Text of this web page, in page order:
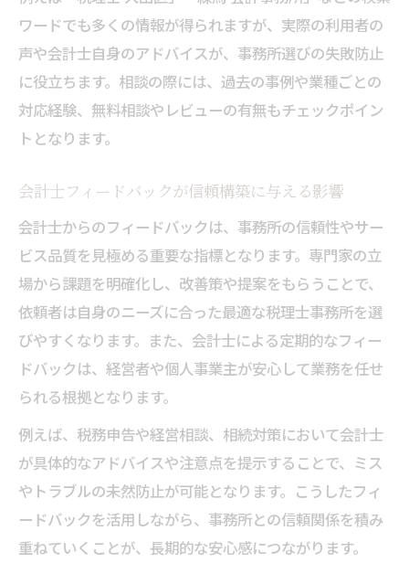
ワードでも多くの情報が得られますが、実際の利用者の
声や会計士自身のアドバイスが、事務所選びの失敗防止
に役立ちます。相談の際には、過去の事例や業種ごとの
対応経験、無料相談やレビューの有無もチェックポイン
トとなります。
会計士フィードバックが信頼構築に与える影響
会計士からのフィードバックは、事務所の信頼性やサー
ビス品質を見極める重要な指標となります。専門家の立
場から課題を明確化し、改善策や提案をもらうことで、
依頼者は自身のニーズに合った最適な税理士事務所を選
びやすくなります。また、会計士による定期的なフィー
ドバックは、経営者や個人事業主が安心して業務を任せ
られる根拠となります。
例えば、税務申告や経営相談、相続対策において会計士
が具体的なアドバイスや注意点を提示することで、ミス
やトラブルの未然防止が可能となります。こうしたフィ
ードバックを活用しながら、事務所との信頼関係を積み
重ねていくことが、長期的な安心感につながります。